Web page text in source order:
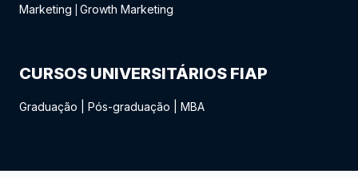
Marketing
Growth Marketing
CURSOS UNIVERSITÁRIOS FIAP
Graduação Pós-graduação MBA